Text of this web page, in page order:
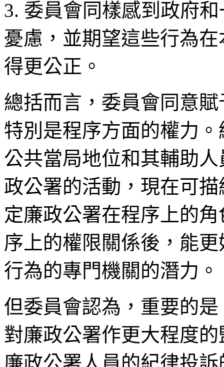
3. 委員會同樣感到政府
憂慮，並期望這些行為
得更公正。
總括而言，委員會同意
特別是程序方面的權力
公共當局地位和其輔助
政公署的活動，現在可
定廉政公署在程序上的
序上的權限關係後，能
行為的專門機關的潛力。
但委員會認為，重要的
對廉政公署作更大程度
廉政公署人員的紀律投